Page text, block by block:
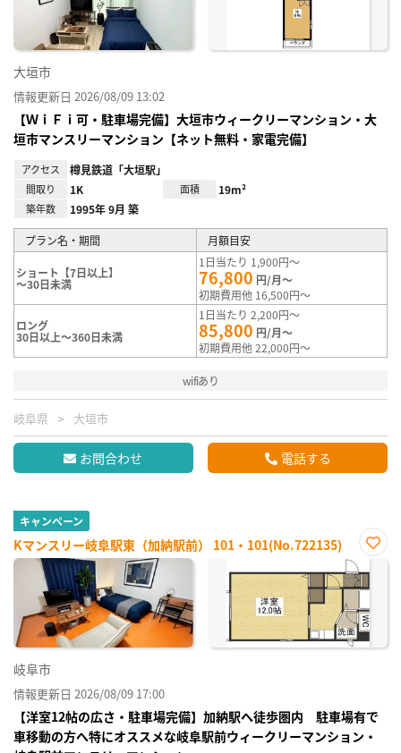
大垣市
情報更新日 2026/08/09 13:02
【ＷｉＦｉ可・駐車場完備】大垣市ウィークリーマンション・大
垣市マンスリーマンション【ネット無料・家電完備】
アクセス 樽見鉄道「大垣駅」
間取り 1K 面積 19m²
築年数 1995年 9月 築
プラン名・期間 月額目安
ショート【7日以上】
～30日未満
1日当たり 1,900円～
76,800 円/月～
初期費用他 16,500円～
ロング
30日以上～360日未満
1日当たり 2,200円～
85,800 円/月～
初期費用他 22,000円～
wifiあり
岐阜県 大垣市
お問合わせ 電話する
キャンペーン
Kマンスリー岐阜駅東（加納駅前） 101・101(No.722135)
お気
に入
り登
岐阜市
情報更新日 2026/08/09 17:00
【洋室12帖の広さ・駐車場完備】加納駅へ徒歩圏内 駐車場有で
車移動の方へ特にオススメな岐阜駅前ウィークリーマンション・